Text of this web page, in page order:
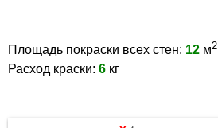
Площадь покраски всех стен: 12 м2
Расход краски: 6 кг